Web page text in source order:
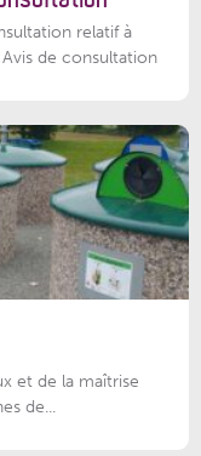
relatif à
de consultation
et de la maîtrise
de...